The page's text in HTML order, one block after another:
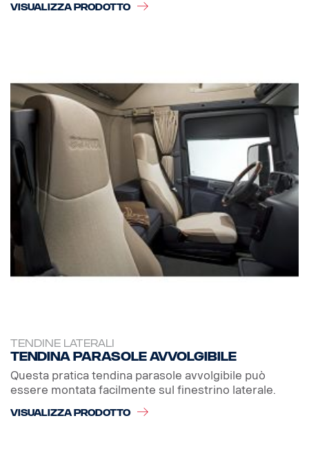
VISUALIZZA PRODOTTO
TENDINE LATERALI
Tendina parasole avvolgibile
Questa pratica tendina parasole avvolgibile può
essere montata facilmente sul finestrino laterale.
VISUALIZZA PRODOTTO